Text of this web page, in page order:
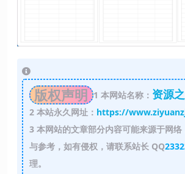
版权声明 1 本网站名称： 资源
2本站永久网址： https://
3本网站的文章部分内容可能来源于网络
与参考，如有侵权，请联系站长 QQ
理。